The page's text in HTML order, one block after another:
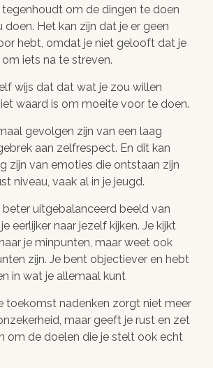
om de dingen te doen
doen. Het kan zijn dat je er geen
hebt, omdat je niet gelooft dat je
iets na te streven.
wijs dat dat wat je zou willen
waard is om moeite voor te doen.
gevolgen zijn van een laag
aan zelfrespect. En dit kan
zijn van emoties die ontstaan zijn
niveau, vaak al in je jeugd.
beter uitgebalanceerd beeld van
eerlijker naar jezelf kijken. Je kijkt
je minpunten, maar weet ook
zijn. Je bent objectiever en hebt
in wat je allemaal kunt
toekomst nadenken zorgt niet meer
maar geeft je rust en zet
om de doelen die je stelt ook echt